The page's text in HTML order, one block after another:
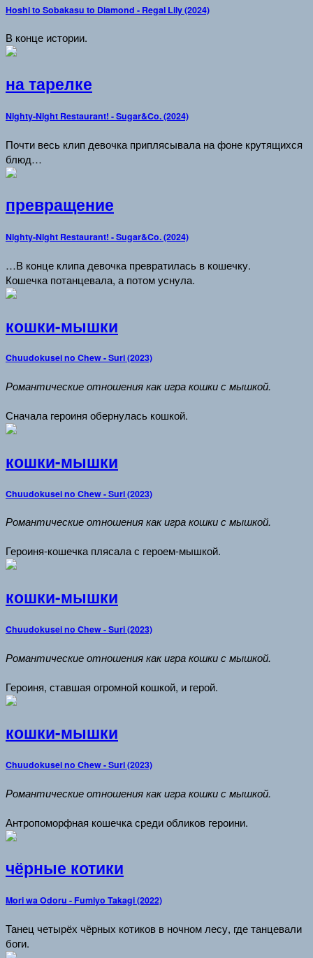
Hoshi to Sobakasu to Diamond - Regal Lily (2024)
В конце истории.
на тарелке
Nighty-Night Restaurant! - Sugar&Co. (2024)
Почти весь клип девочка приплясывала на фоне крутящихся
блюд…
превращение
Nighty-Night Restaurant! - Sugar&Co. (2024)
…В конце клипа девочка превратилась в кошечку.
Кошечка потанцевала, а потом уснула.
кошки-мышки
Chuudokusei no Chew - Suri (2023)
Романтические отношения как игра кошки с мышкой.
Сначала героиня обернулась кошкой.
кошки-мышки
Chuudokusei no Chew - Suri (2023)
Романтические отношения как игра кошки с мышкой.
Героиня-кошечка плясала с героем-мышкой.
кошки-мышки
Chuudokusei no Chew - Suri (2023)
Романтические отношения как игра кошки с мышкой.
Героиня, ставшая огромной кошкой, и герой.
кошки-мышки
Chuudokusei no Chew - Suri (2023)
Романтические отношения как игра кошки с мышкой.
Антропоморфная кошечка среди обликов героини.
чёрные котики
Mori wa Odoru - Fumiyo Takagi (2022)
Танец четырёх чёрных котиков в ночном лесу, где танцевали
боги.